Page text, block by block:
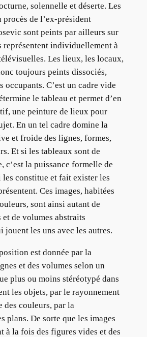
solennelle et déserte. Les
procès de l’ex-président
sont peints par ailleurs sur
représentent individuellement à
Les lieux, les locaux,
toujours peints dissociés,
occupants. C’est un cadre vide
le tableau et permet d’en
une peinture de lieux pour
En un tel cadre domine la
et froide des lignes, formes,
Et si les tableaux sont de
c’est la puissance formelle de
les constitue et fait exister les
Ces images, habitées
sont ainsi autant de
de volumes abstraits
jouent les uns avec les autres.
est donnée par la
et des volumes selon un
plus ou moins stéréotypé dans
les objets, par le rayonnement
couleurs, par la
plans. De sorte que les images
à la fois des figures vides et des